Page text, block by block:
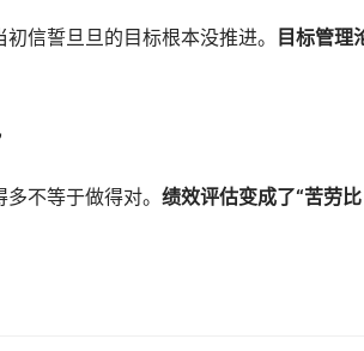
信誓旦旦的目标根本没推进。
目标管理
不等于做得对。 绩效评估变成了“苦劳比